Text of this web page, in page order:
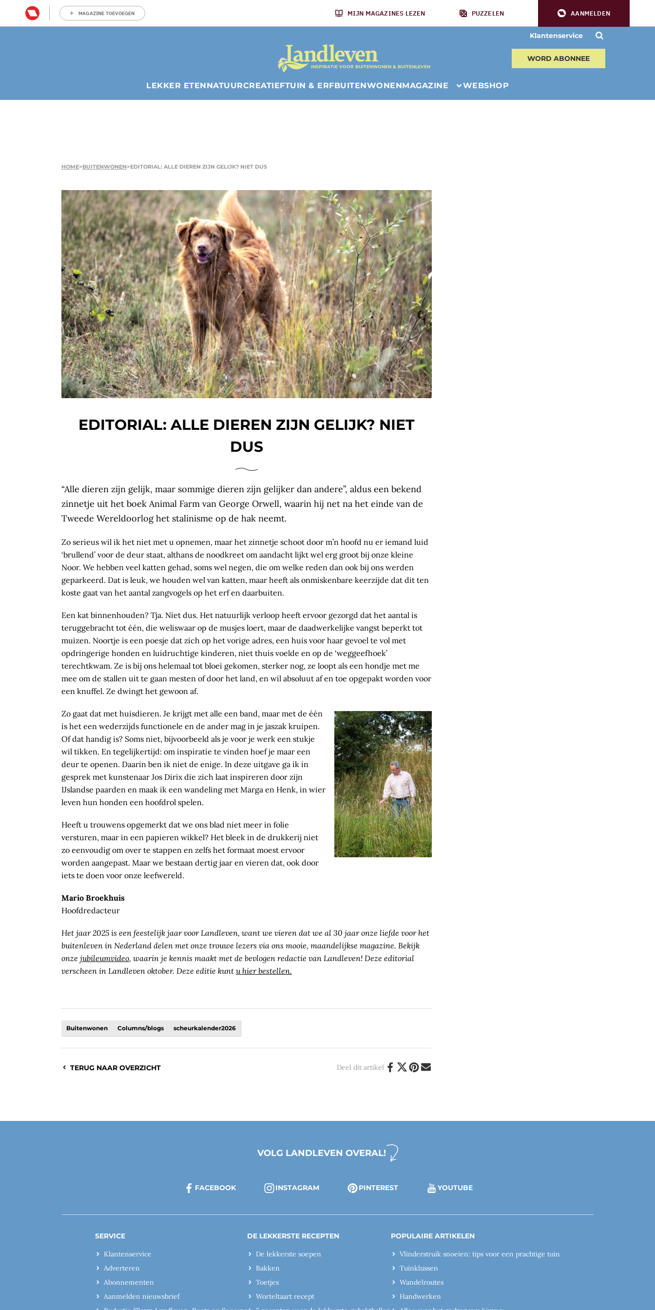
MAGAZINE TOEVOEGEN MIJN MAGAZINES LEZEN PUZZELEN AANMELDEN
Klantenservice
INSPIRATIE VOOR BUITENWONEN & BUITENLEVEN
WORD ABONNEE
LEKKER ETENNATUURCREATIEFTUIN & ERFBUITENWONENMAGAZINE WEBSHOP
HOME>BUITENWONEN>EDITORIAL: ALLE DIEREN ZIJN GELIJK? NIET DUS
EDITORIAL: ALLE DIEREN ZIJN GELIJK? NIET
DUS
“Alle dieren zijn gelijk, maar sommige dieren zijn gelijker dan andere”, aldus een bekend
zinnetje uit het boek Animal Farm van George Orwell, waarin hij net na het einde van de
Tweede Wereldoorlog het stalinisme op de hak neemt.
Zo serieus wil ik het niet met u opnemen, maar het zinnetje schoot door m’n hoofd nu er iemand luid
‘brullend’ voor de deur staat, althans de noodkreet om aandacht lijkt wel erg groot bij onze kleine
Noor. We hebben veel katten gehad, soms wel negen, die om welke reden dan ook bij ons werden
geparkeerd. Dat is leuk, we houden wel van katten, maar heeft als onmiskenbare keerzijde dat dit ten
koste gaat van het aantal zangvogels op het erf en daarbuiten.
Een kat binnenhouden? Tja. Niet dus. Het natuurlijk verloop heeft ervoor gezorgd dat het aantal is
teruggebracht tot één, die weliswaar op de musjes loert, maar de daadwerkelijke vangst beperkt tot
muizen. Noortje is een poesje dat zich op het vorige adres, een huis voor haar gevoel te vol met
opdringerige honden en luidruchtige kinderen, niet thuis voelde en op de ‘weggeefhoek’
terechtkwam. Ze is bij ons helemaal tot bloei gekomen, sterker nog, ze loopt als een hondje met me
mee om de stallen uit te gaan mesten of door het land, en wil absoluut af en toe opgepakt worden voor
een knuffel. Ze dwingt het gewoon af.
Zo gaat dat met huisdieren. Je krijgt met alle een band, maar met de één
is het een wederzijds functionele en de ander mag in je jaszak kruipen.
Of dat handig is? Soms niet, bijvoorbeeld als je voor je werk een stukje
wil tikken. En tegelijkertijd: om inspiratie te vinden hoef je maar een
deur te openen. Daarin ben ik niet de enige. In deze uitgave ga ik in
gesprek met kunstenaar Jos Dirix die zich laat inspireren door zijn
IJslandse paarden en maak ik een wandeling met Marga en Henk, in wier
leven hun honden een hoofdrol spelen.
Heeft u trouwens opgemerkt dat we ons blad niet meer in folie
versturen, maar in een papieren wikkel? Het bleek in de drukkerij niet
zo eenvoudig om over te stappen en zelfs het formaat moest ervoor
worden aangepast. Maar we bestaan dertig jaar en vieren dat, ook door
iets te doen voor onze leefwereld.
Mario Broekhuis
Hoofdredacteur
Het jaar 2025 is een feestelijk jaar voor Landleven, want we vieren dat we al 30 jaar onze liefde voor het
buitenleven in Nederland delen met onze trouwe lezers via ons mooie, maandelijkse magazine. Bekijk
onze jubileumvideo, waarin je kennis maakt met de bevlogen redactie van Landleven! Deze editorial
verscheen in Landleven oktober. Deze editie kunt u hier bestellen.
Buitenwonen Columns/blogs scheurkalender2026
TERUG NAAR OVERZICHT Deel dit artikel
VOLG LANDLEVEN OVERAL!
FACEBOOK INSTAGRAM PINTEREST YOUTUBE
SERVICE
Klantenservice
Adverteren
Abonnementen
Aanmelden nieuwsbrief
DE LEKKERSTE RECEPTEN
De lekkerste soepen
Bakken
Toetjes
Worteltaart recept
POPULAIRE ARTIKELEN
Vlinderstruik snoeien: tips voor een prachtige tuin
Tuinklussen
Wandelroutes
Handwerken